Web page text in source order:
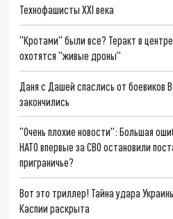
Технофашисты XXI века
"Кротами" были все? Теракт в
охотятся "живые дроны"
Даня с Дашей спаслись от боевиков
закончились
"Очень плохие новости": Большая
НАТО впервые за СВО остановили
приграничье?
Вот это триллер! Тайна удара
Каспии раскрыта